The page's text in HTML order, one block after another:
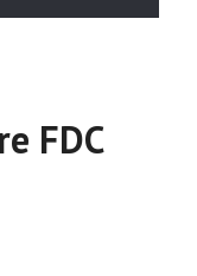
FDC